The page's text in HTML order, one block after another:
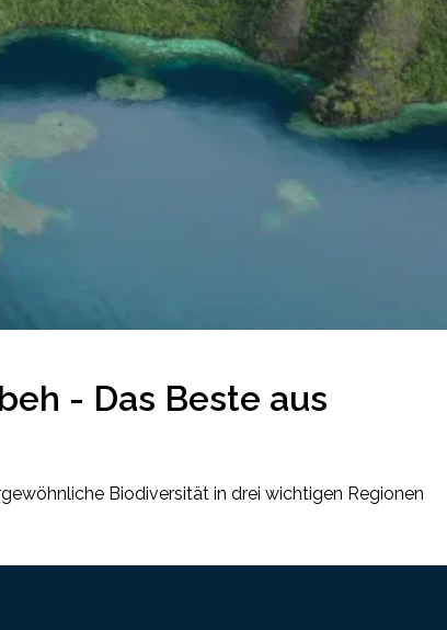
- Das Beste aus
Biodiversität in drei wichtigen Regionen